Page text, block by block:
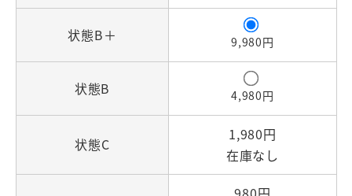
状態B＋ 9,980円
状態B 4,980円
状態C
1,980円
在庫なし